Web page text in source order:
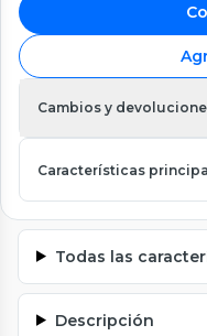
Cambios y
Características
Todas las
Descripción